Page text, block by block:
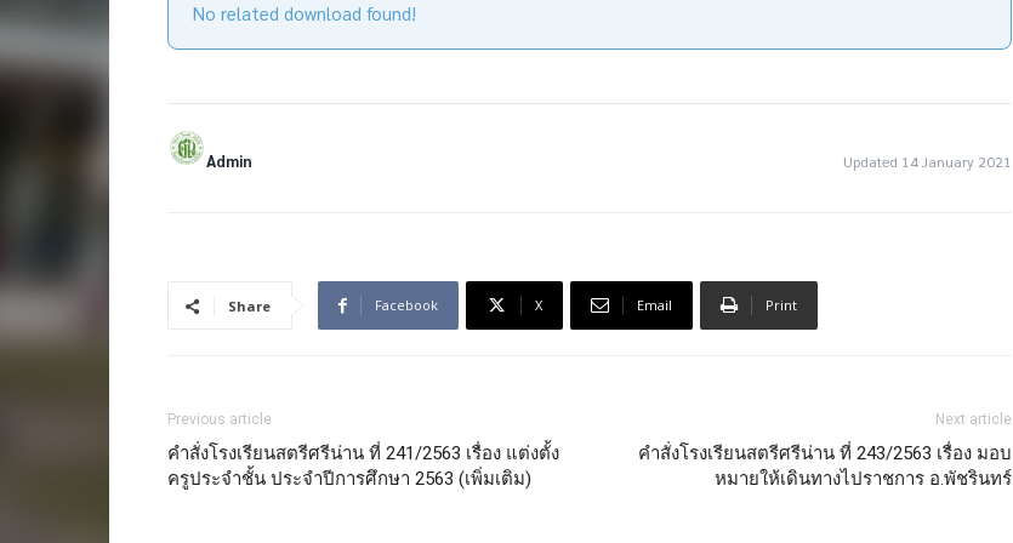
No related download found!
Admin Updated 14 January 2021
Share Facebook X Email Print
Previous article
คำสั่งโรงเรียนสตรีศรีน่าน ที่ 241/2563 เรื่อง แต่งตั้ง
ครูประจำชั้น ประจำปีการศึกษา 2563 (เพิ่มเติม)
Next article
คำสั่งโรงเรียนสตรีศรีน่าน ที่ 243/2563 เรื่อง มอบ
หมายให้เดินทางไปราชการ อ.พัชรินทร์